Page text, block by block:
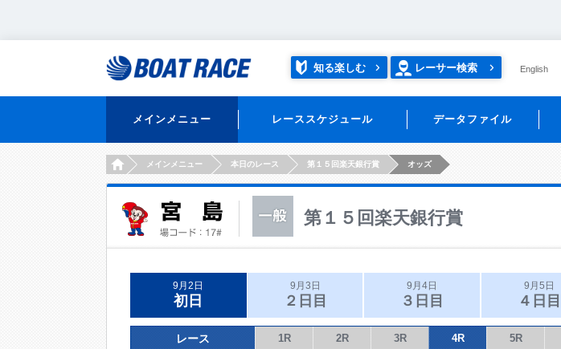
知る楽しむ レーサー検索 English
メインメニュー レーススケジュール データファイル
HOMEメインメニュー 本日のレース 第１５回楽天銀行賞 オッズ
第１５回楽天銀行賞
9月2日
初日
9月3日
２日目
9月4日
３日目
9月5日
４日目
レース 1R 2R 3R 4R 5R